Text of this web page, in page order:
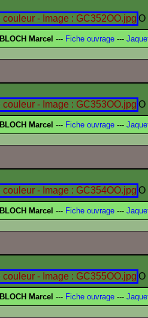
O
BLOCH Marcel --- Fiche ouvrage ---
O
BLOCH Marcel --- Fiche ouvrage ---
O
BLOCH Marcel --- Fiche ouvrage ---
O
BLOCH Marcel --- Fiche ouvrage ---